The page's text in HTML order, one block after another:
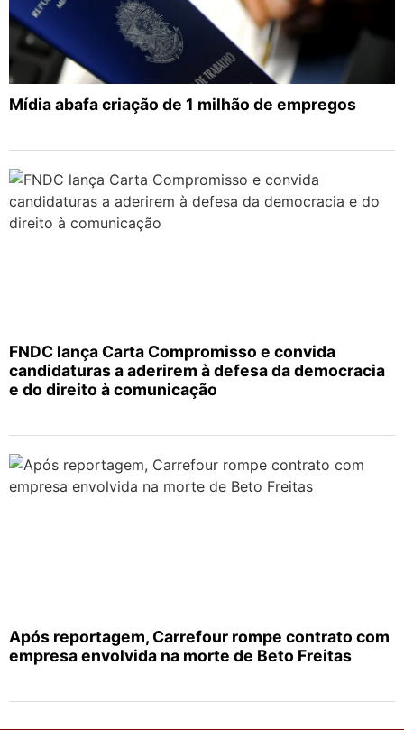
Mídia abafa criação de 1 milhão de empregos
FNDC lança Carta Compromisso e convida
candidaturas a aderirem à defesa da democracia
e do direito à comunicação
Após reportagem, Carrefour rompe contrato com
empresa envolvida na morte de Beto Freitas